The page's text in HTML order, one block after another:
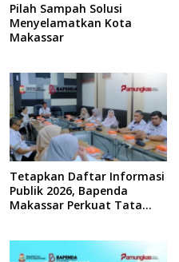
Pilah Sampah Solusi
Menyelamatkan Kota
Makassar
Tetapkan Daftar Informasi
Publik 2026, Bapenda
Makassar Perkuat Tata